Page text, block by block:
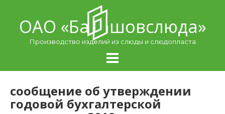
contentОАО «Балашовcлюда»
Производство изделий из слюды и слюдопласта
сообщение об утверждении
годовой бухгалтерской